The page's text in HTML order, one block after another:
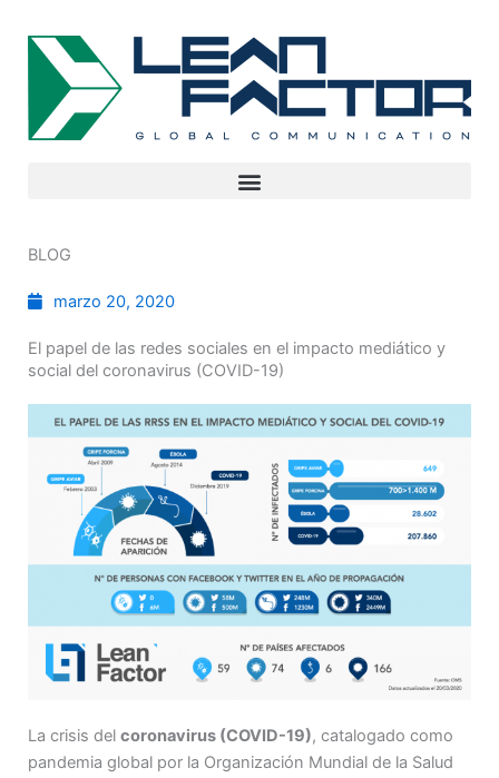
BLOG
marzo 20, 2020
El papel de las redes sociales en el impacto mediático y
social del coronavirus (COVID-19)
La crisis del coronavirus (COVID-19), catalogado como
pandemia global por la Organización Mundial de la Salud